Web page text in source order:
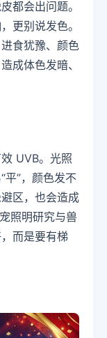
都会出问题。
更别说发色。
食犹豫、颜色
成体色发暗、
UVB。光照
平”，颜色发不
区，也会造成
照明研究与兽
而是要有梯